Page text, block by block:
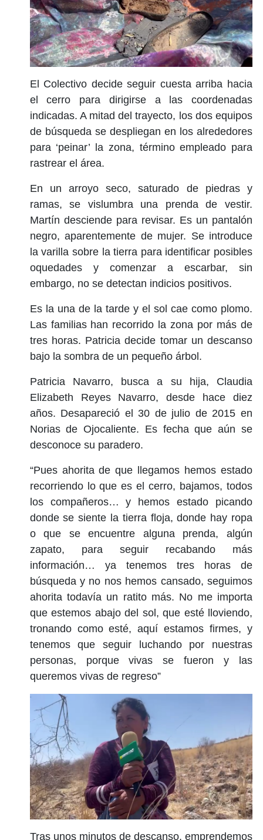
El Colectivo decide seguir cuesta arriba hacia
el cerro para dirigirse a las coordenadas
indicadas. A mitad del trayecto, los dos equipos
de búsqueda se despliegan en los alrededores
para ‘peinar’ la zona, término empleado para
rastrear el área.
En un arroyo seco, saturado de piedras y
ramas, se vislumbra una prenda de vestir.
Martín desciende para revisar. Es un pantalón
negro, aparentemente de mujer. Se introduce
la varilla sobre la tierra para identificar posibles
oquedades y comenzar a escarbar, sin
embargo, no se detectan indicios positivos.
Es la una de la tarde y el sol cae como plomo.
Las familias han recorrido la zona por más de
tres horas. Patricia decide tomar un descanso
bajo la sombra de un pequeño árbol.
Patricia Navarro, busca a su hija, Claudia
Elizabeth Reyes Navarro, desde hace diez
años. Desapareció el 30 de julio de 2015 en
Norias de Ojocaliente. Es fecha que aún se
desconoce su paradero.
“Pues ahorita de que llegamos hemos estado
recorriendo lo que es el cerro, bajamos, todos
los compañeros… y hemos estado picando
donde se siente la tierra floja, donde hay ropa
o que se encuentre alguna prenda, algún
zapato, para seguir recabando más
información… ya tenemos tres horas de
búsqueda y no nos hemos cansado, seguimos
ahorita todavía un ratito más. No me importa
que estemos abajo del sol, que esté lloviendo,
tronando como esté, aquí estamos firmes, y
tenemos que seguir luchando por nuestras
personas, porque vivas se fueron y las
queremos vivas de regreso”
Tras unos minutos de descanso, emprendemos